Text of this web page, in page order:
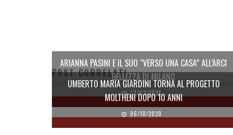
POST CORRELATI
ARIANNA PASINI E IL SUO “VERSO UNA CASA” ALL’ARCI
BELLEZZA DI MILANO
17/03/2024
UMBERTO MARIA GIARDINI TORNA AL PROGETTO
MOLTHENI DOPO 10 ANNI
06/10/2020